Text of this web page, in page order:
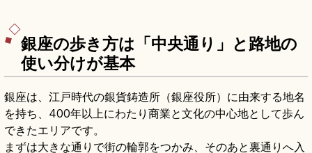
銀座の歩き方は「中央通り」と路地の
使い分けが基本
銀座は、江戸時代の銀貨鋳造所（銀座役所）に由来する地名
を持ち、400年以上にわたり商業と文化の中心地として歩ん
できたエリアです。
まずは大きな通りで街の輪郭をつかみ、そのあと裏通りへ入